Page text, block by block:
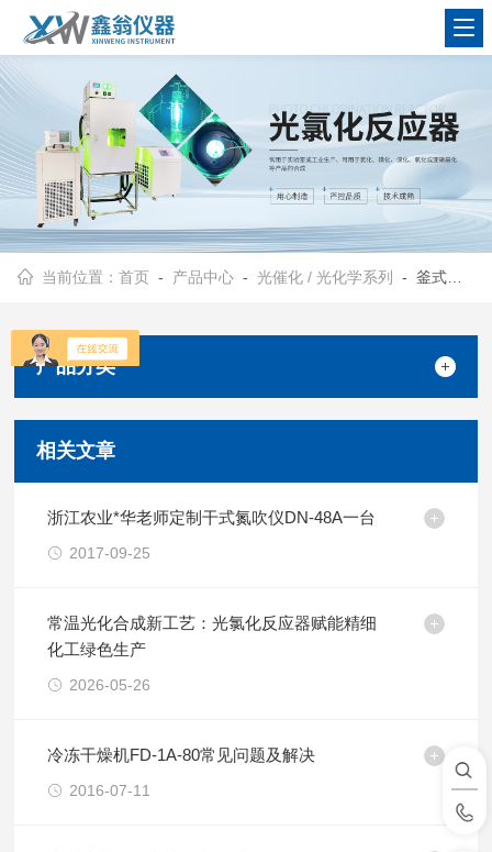
查看更多
当前位置：首页 - 产品中心 -光催化 / 光化学系列 - 釜式连续反应器
产品分类
相关文章
浙江农业*华老师定制干式氮吹仪DN-48A一台
2017-09-25
常温光化合成新工艺：光氯化反应器赋能精细
化工绿色生产
2026-05-26
冷冻干燥机FD-1A-80常见问题及解决
2016-07-11